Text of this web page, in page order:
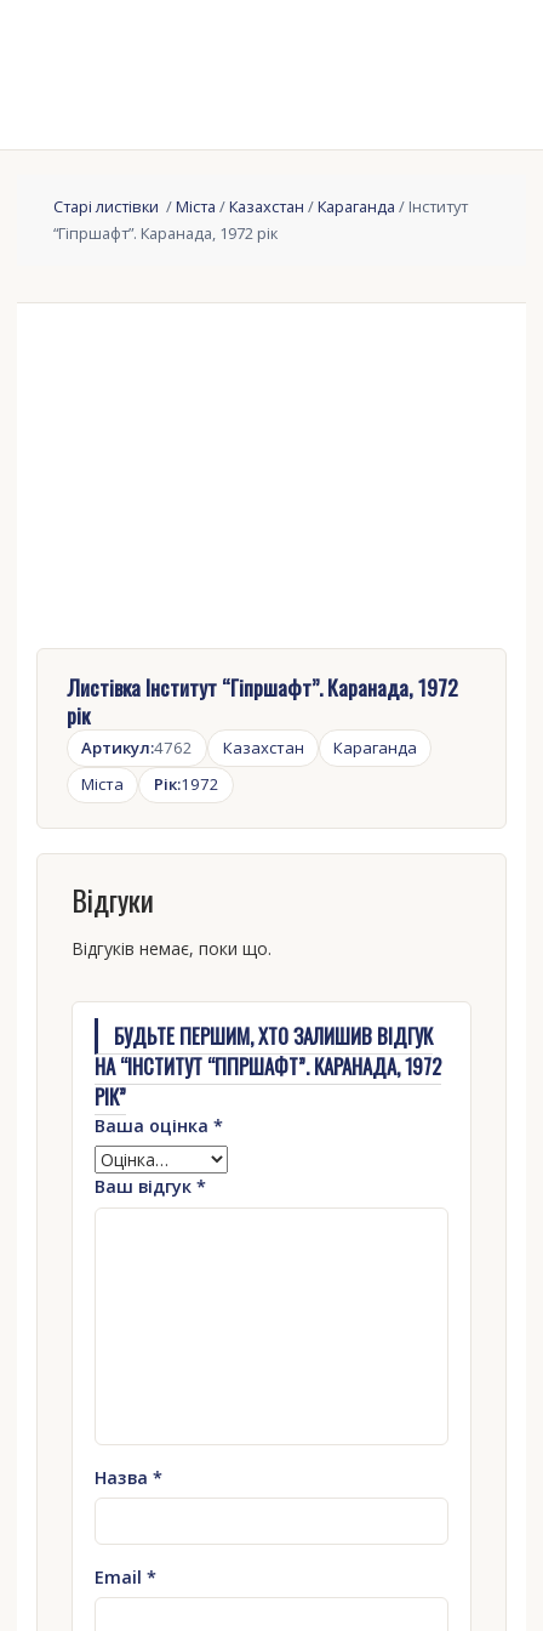
Старі листівки /Міста /Казахстан /Караганда / Інститут
“Гіпршафт”. Каранада, 1972 рік
Листівка Інститут “Гіпршафт”. Каранада, 1972
рік
Артикул:4762 Казахстан
Караганда
Міста
Рік:1972
Відгуки
Відгуків немає, поки що.
БУДЬТЕ ПЕРШИМ, ХТО ЗАЛИШИВ ВІДГУК
НА “ІНСТИТУТ “ГІПРШАФТ”. КАРАНАДА, 1972
РІК”
Ваша оцінка *
Ваш відгук *
Назва *
Email *